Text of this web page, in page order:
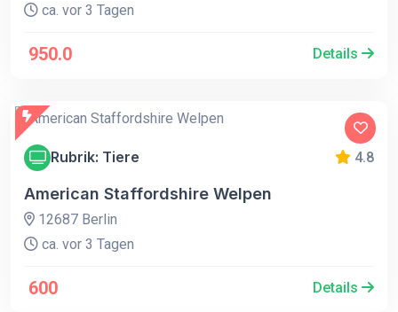
ca. vor 3 Tagen
950.0 Details
Rubrik: Tiere 4.8
American Staffordshire Welpen
12687 Berlin
ca. vor 3 Tagen
600 Details